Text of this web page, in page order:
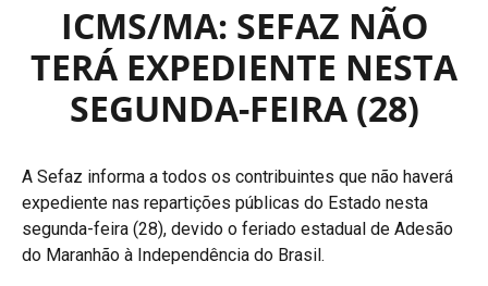
ICMS/MA: SEFAZ NÃO
TERÁ EXPEDIENTE NESTA
SEGUNDA-FEIRA (28)
A Sefaz informa a todos os contribuintes que não haverá
expediente nas repartições públicas do Estado nesta
segunda-feira (28), devido o feriado estadual de Adesão
do Maranhão à Independência do Brasil.